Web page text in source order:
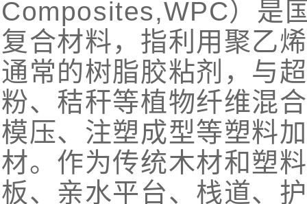
Composites,WPC）是
复合材料，指利用聚乙
通常的树脂胶粘剂，与
粉、秸秆等植物纤维混
模压、注塑成型等塑料
材。作为传统木材和塑
板、亲水平台、栈道、